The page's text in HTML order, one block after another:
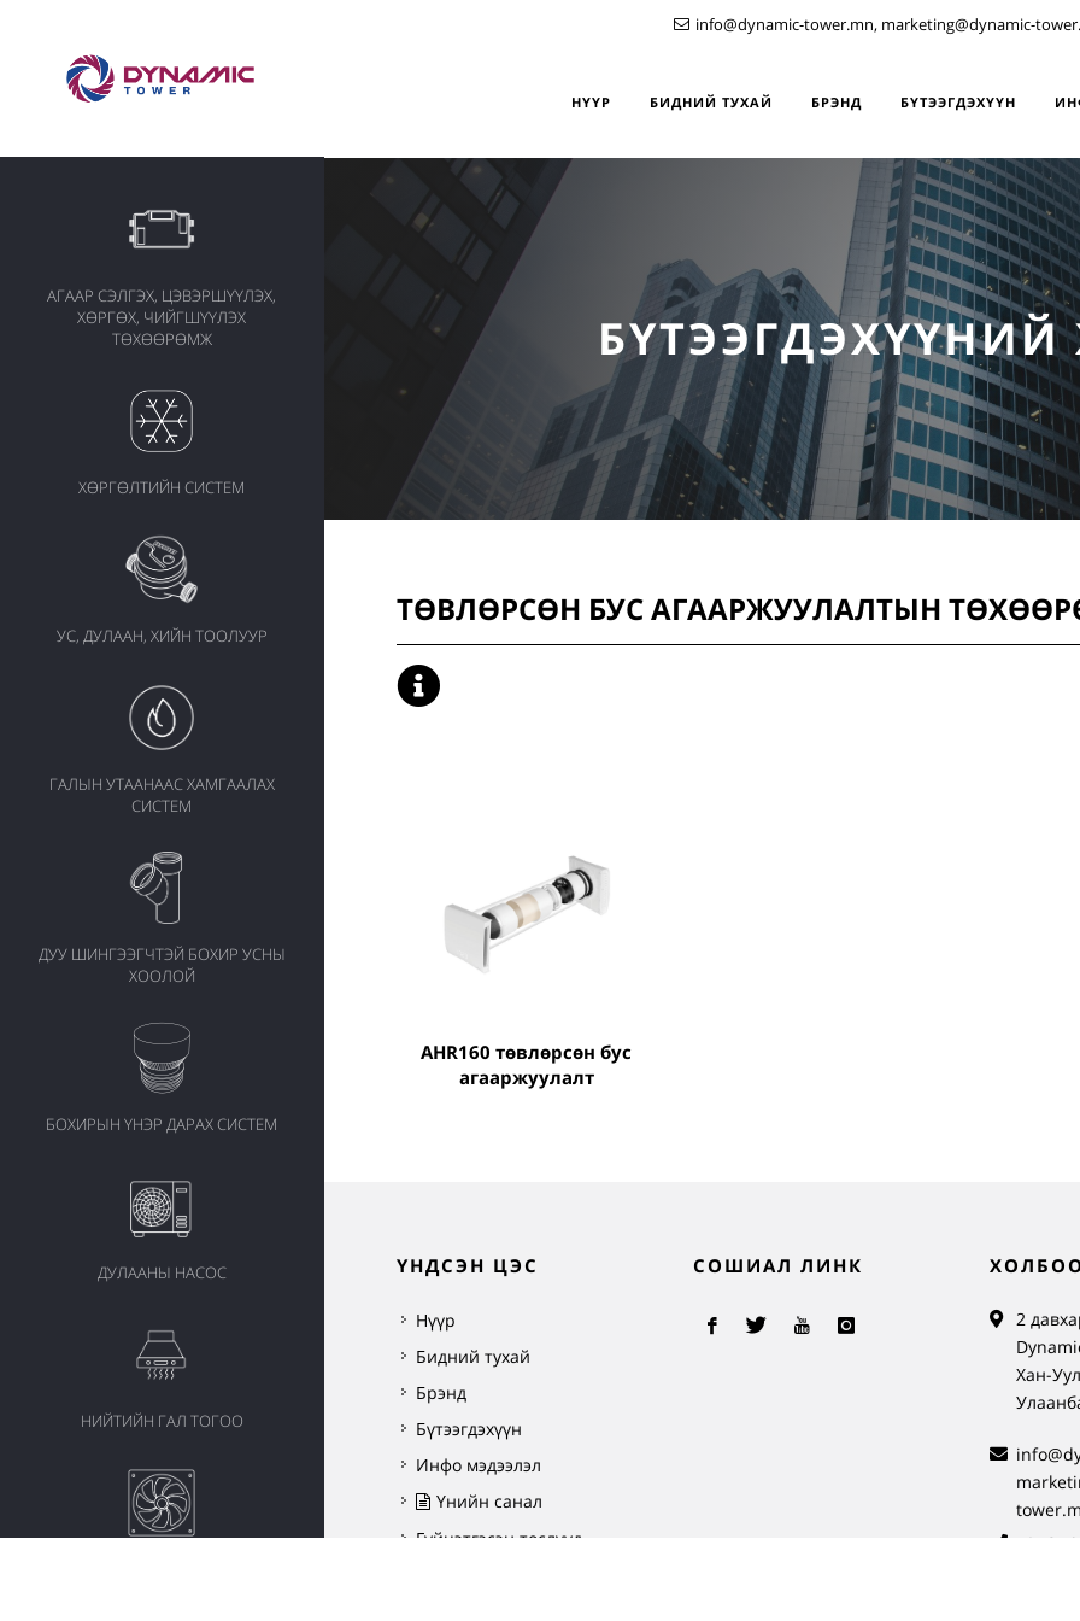
info@dynamic-tower.mn, marketing@dynamic-
НҮҮР БИДНИЙ ТУХАЙ БРЭНД БҮТЭЭГДЭХҮҮН
АГААР СЭЛГЭХ, ЦЭВЭРШҮҮЛЭХ,
ХӨРГӨХ, ЧИЙГШҮҮЛЭХ
ТӨХӨӨРӨМЖ
ХӨРГӨЛТИЙН СИСТЕМ
УС, ДУЛААН, ХИЙН ТООЛУУР
ГАЛЫН УТААНААС ХАМГААЛАХ
СИСТЕМ
ДУУ ШИНГЭЭГЧТЭЙ БОХИР УСНЫ
ХООЛОЙ
БОХИРЫН ҮНЭР ДАРАХ СИСТЕМ
ДУЛААНЫ НАСОС
НИЙТИЙН ГАЛ ТОГОО
ТӨВЛӨРСӨН БУС АГААРЖУУЛАЛТЫН
AHR160 төвлөрсөн бус
агааржуулалт
ҮНДСЭН ЦЭС
Нүүр
Бидний тухай
Брэнд
Бүтээгдэхүүн
Инфо мэдээлэл
Үнийн санал
Гүйцэтгэсэн төслүүд
СОШИАЛ ЛИНК
2
Хан-
+976